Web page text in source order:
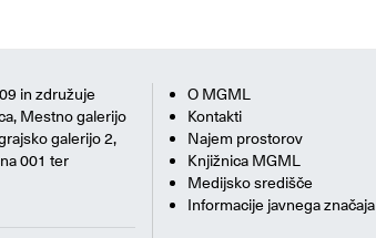
in združuje
Mestno galerijo
galerijo 2,
001 ter
O MGML
Kontakti
Najem prostorov
Knjižnica MGML
Medijsko središče
Informacije javnega značaja